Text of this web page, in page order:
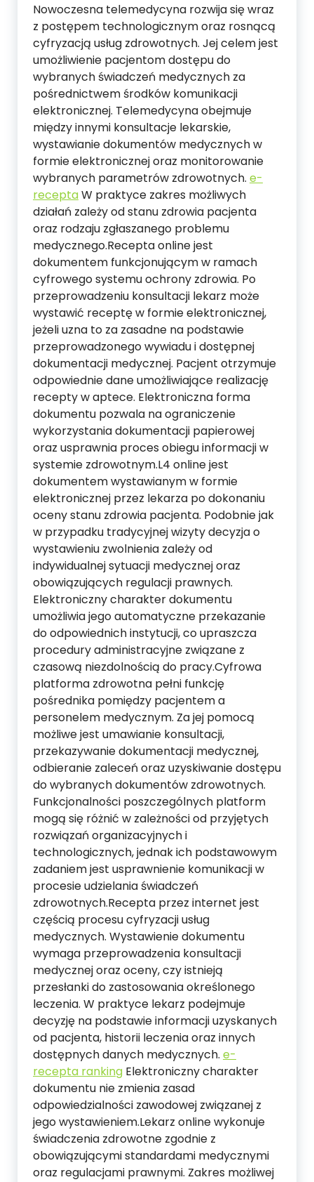
Nowoczesna telemedycyna rozwija się wraz
z postępem technologicznym oraz rosnącą
cyfryzacją usług zdrowotnych. Jej celem jest
umożliwienie pacjentom dostępu do
wybranych świadczeń medycznych za
pośrednictwem środków komunikacji
elektronicznej. Telemedycyna obejmuje
między innymi konsultacje lekarskie,
wystawianie dokumentów medycznych w
formie elektronicznej oraz monitorowanie
wybranych parametrów zdrowotnych. e-
receptaW praktyce zakres możliwych
działań zależy od stanu zdrowia pacjenta
oraz rodzaju zgłaszanego problemu
medycznego.Recepta online jest
dokumentem funkcjonującym w ramach
cyfrowego systemu ochrony zdrowia. Po
przeprowadzeniu konsultacji lekarz może
wystawić receptę w formie elektronicznej,
jeżeli uzna to za zasadne na podstawie
przeprowadzonego wywiadu i dostępnej
dokumentacji medycznej. Pacjent otrzymuje
odpowiednie dane umożliwiające realizację
recepty w aptece. Elektroniczna forma
dokumentu pozwala na ograniczenie
wykorzystania dokumentacji papierowej
oraz usprawnia proces obiegu informacji w
systemie zdrowotnym.L4 online jest
dokumentem wystawianym w formie
elektronicznej przez lekarza po dokonaniu
oceny stanu zdrowia pacjenta. Podobnie jak
w przypadku tradycyjnej wizyty decyzja o
wystawieniu zwolnienia zależy od
indywidualnej sytuacji medycznej oraz
obowiązujących regulacji prawnych.
Elektroniczny charakter dokumentu
umożliwia jego automatyczne przekazanie
do odpowiednich instytucji, co upraszcza
procedury administracyjne związane z
czasową niezdolnością do pracy.Cyfrowa
platforma zdrowotna pełni funkcję
pośrednika pomiędzy pacjentem a
personelem medycznym. Za jej pomocą
możliwe jest umawianie konsultacji,
przekazywanie dokumentacji medycznej,
odbieranie zaleceń oraz uzyskiwanie dostępu
do wybranych dokumentów zdrowotnych.
Funkcjonalności poszczególnych platform
mogą się różnić w zależności od przyjętych
rozwiązań organizacyjnych i
technologicznych, jednak ich podstawowym
zadaniem jest usprawnienie komunikacji w
procesie udzielania świadczeń
zdrowotnych.Recepta przez internet jest
częścią procesu cyfryzacji usług
medycznych. Wystawienie dokumentu
wymaga przeprowadzenia konsultacji
medycznej oraz oceny, czy istnieją
przesłanki do zastosowania określonego
leczenia. W praktyce lekarz podejmuje
decyzję na podstawie informacji uzyskanych
od pacjenta, historii leczenia oraz innych
dostępnych danych medycznych. e-
recepta ranking Elektroniczny charakter
dokumentu nie zmienia zasad
odpowiedzialności zawodowej związanej z
jego wystawieniem.Lekarz online wykonuje
świadczenia zdrowotne zgodnie z
obowiązującymi standardami medycznymi
oraz regulacjami prawnymi. Zakres możliwej